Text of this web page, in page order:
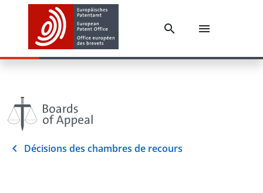
Décisions des chambres de recours